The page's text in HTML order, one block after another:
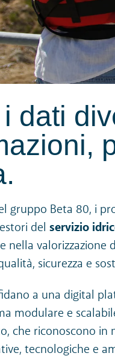
dati
gruppo Beta 80, i
del servizio
nella
sicurezza e
a una digital
modulare e
che riconoscono
tecnologiche e